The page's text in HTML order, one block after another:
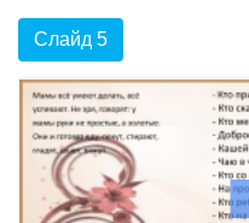
Слайд 5